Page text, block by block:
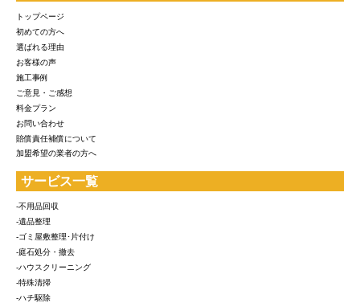
トップページ
初めての方へ
選ばれる理由
お客様の声
施工事例
ご意見・ご感想
料金プラン
お問い合わせ
賠償責任補償について
加盟希望の業者の方へ
サービス一覧
-不用品回収
-遺品整理
-ゴミ屋敷整理･片付け
-庭石処分・撤去
-ハウスクリーニング
-特殊清掃
-ハチ駆除